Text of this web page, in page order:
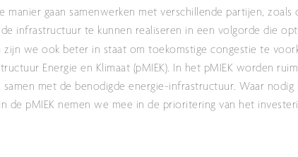
manier gaan samenwerken met verschillende partijen,
infrastructuur te kunnen realiseren in een volgorde die
we ook beter in staat om toekomstige congestie te
Energie en Klimaat (pMIEK). In het pMIEK worden
met de benodigde energie-infrastructuur. Waar
de pMIEK nemen we mee in de prioritering van het